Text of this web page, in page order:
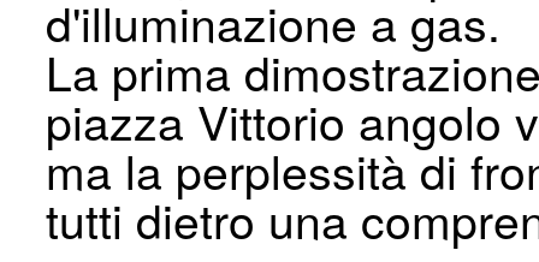
d'illuminazione a gas.
La prima
piazza Vittorio angolo
ma la perplessità di
tutti dietro una